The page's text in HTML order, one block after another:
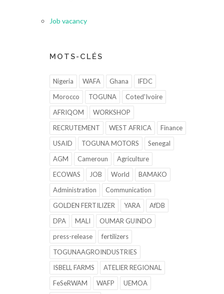
Job vacancy
MOTS-CLÉS
Nigeria WAFA Ghana
IFDC
Morocco
TOGUNA
Coted'Ivoire
AFRIQOM
WORKSHOP
RECRUTEMENT
WEST AFRICA
Finance
USAID
TOGUNA MOTORS
Senegal
AGM
Cameroun
Agriculture
ECOWAS
JOB World
BAMAKO
Administration
Communication
GOLDEN FERTILIZER
YARA
AfDB
DPA
MALI
OUMAR GUINDO
press-release
fertilizers
TOGUNAAGROINDUSTRIES
ISBELL FARMS
ATELIER REGIONAL
FeSeRWAM
WAFP
UEMOA